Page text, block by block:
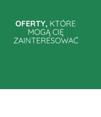
OFERTY, KTÓRE
MOGĄ CIĘ
ZAINTERESOWAĆ